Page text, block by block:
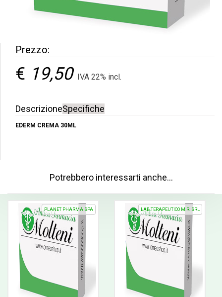
Prezzo:
€ 19,50 IVA 22% incl.
DescrizioneSpecifiche
EDERM CREMA 30ML
Potrebbero interessarti anche…
PLANET PHARMA SPA LAB.TERAPEUTICO M.R. SRL